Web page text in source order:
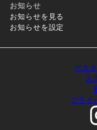
お知らせ
お知らせを見る
お知らせを設定
デス
お
プライ